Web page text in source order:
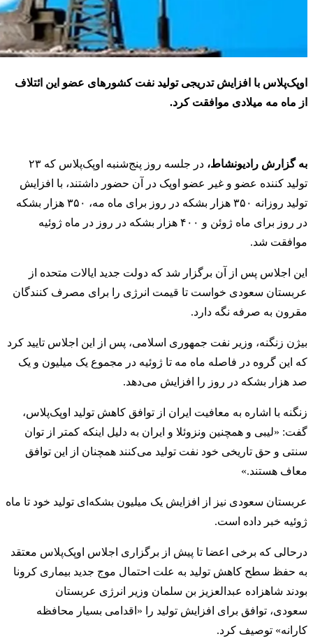
اوپک‌پلاس با افزایش تدریجی تولید نفت کشورهای عضو این ائتلاف
از ماه مه میلادی موافقت کرد.
به گزارش رادیونشاط،
در جلسه روز پنج‌شنبه اوپک‌پلاس که ۲۳
تولید کننده عضو و غیر عضو اوپک در آن حضور داشتند، با افزایش
تولید روزانه ۳۵۰ هزار بشکه در روز برای ماه مه، ۳۵۰ هزار بشکه
در روز برای ماه ژوئن و ۴۰۰ هزار بشکه در روز در ماه ژوئیه
موافقت شد.
این اجلاس پس از آن برگزار شد که دولت جدید ایالات متحده از
عربستان سعودی خواست تا قیمت انرژی را برای مصرف‌ کنندگان
مقرون به صرفه نگه دارد.
بیژن زنگنه، وزیر نفت جمهوری اسلامی، پس از این اجلاس تایید کرد
که این گروه در فاصله ماه مه تا ژوئیه در مجموع یک میلیون و یک
صد هزار بشکه در روز را افزایش می‌دهد.
زنگنه با اشاره به معافیت ایران از توافق کاهش تولید اوپک‌پلاس،
گفت: «لیبی و همچنین ونزوئلا و ایران به دلیل اینکه کمتر از توان
سنتی و حق تاریخی خود نفت تولید می‌کنند همچنان از این توافق
معاف هستند.»
عربستان سعودی نیز از افزایش یک میلیون بشکه‌ای تولید خود تا ماه
ژوئیه خبر داده است.
درحالی که برخی اعضا تا پیش از برگزاری اجلاس اوپک‌پلاس معتقد
به حفظ سطح کاهش تولید به علت احتمال موج جدید بیماری کرونا
بودند شاهزاده عبدالعزیز بن سلمان وزیر انرژی عربستان
سعودی، توافق برای افزایش تولید را «اقدامی بسیار محافظه
کارانه» توصیف کرد.